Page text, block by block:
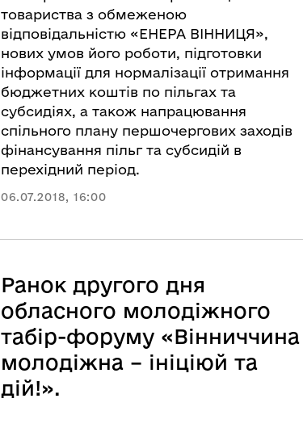
товариства з обмеженою
відповідальністю «ЕНЕРА ВІННИЦЯ»,
нових умов його роботи, підготовки
інформації для нормалізації отримання
бюджетних коштів по пільгах та
субсидіях, а також напрацювання
спільного плану першочергових заходів
фінансування пільг та субсидій в
перехідний період.
06.07.2018, 16:00
Ранок другого дня
обласного молодіжного
табір-форуму «Вінниччина
молодіжна – ініціюй та
дій!».